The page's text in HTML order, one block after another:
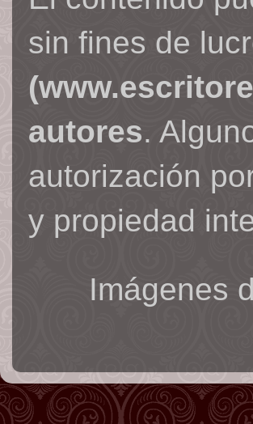
sin fines de
autores.
autorización
y propiedad
Imágenes